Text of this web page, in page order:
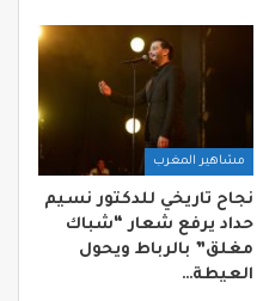
مشاهير المغرب
نجاح تاريخي للدكتور نسيم
حداد يرفع شعار “شباك
مغلق” بالرباط ويحول
العيطة…